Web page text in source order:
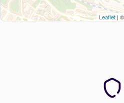
Leaflet | ©